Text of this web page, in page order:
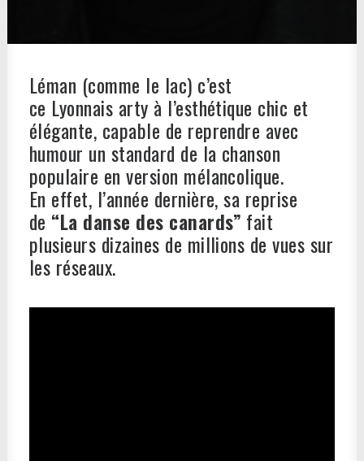
Léman (comme le lac) c’est
ce Lyonnais arty à l’esthétique chic et
élégante, capable de reprendre avec
humour un standard de la chanson
populaire en version mélancolique.
En effet, l’année dernière, sa reprise
de “La danse des canards” fait
plusieurs dizaines de millions de vues sur
les réseaux.